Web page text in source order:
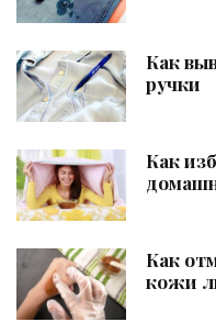
Как
ручки
Как
Как
кожи